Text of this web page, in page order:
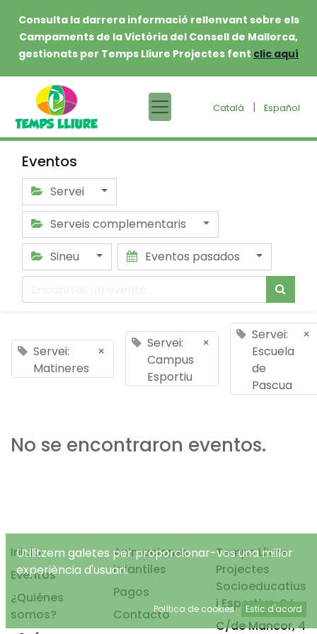
Consulta la darrera informació rellenvant sobre els
Campaments de la Victòria del Consell de Mallorca,
gestionats per Temps Lliure Projectes fent clic aquí
Català | Español
Eventos
Servei
Serveis complementaris
Sineu
Eventos pasados
Servei:
Matineres
×
Servei:
Campus
Esportiu
×
Servei:
Escuela
de
Pascua
×
No se encontraron eventos.
Inicio
Eventos
¿Quiénes
somos?
Animaciones
infantiles
Pagos
Contacto
Temps Lliure
Projectes
Socioeducatius
i Esportius, S.L.
C/de Mancor, 4
Utilitzem galetes per proporcionar-vos una millor
experiència d'usuari.
Política de cookies Estic d'acord